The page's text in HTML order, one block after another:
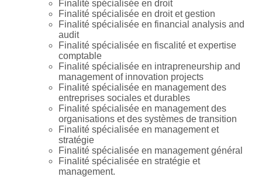
Finalité spécialisée en droit
Finalité spécialisée en droit et gestion
Finalité spécialisée en financial analysis and
audit
Finalité spécialisée en fiscalité et expertise
comptable
Finalité spécialisée en intrapreneurship and
management of innovation projects
Finalité spécialisée en management des
entreprises sociales et durables
Finalité spécialisée en management des
organisations et des systèmes de transition
Finalité spécialisée en management et
stratégie
Finalité spécialisée en management général
Finalité spécialisée en stratégie et
management.